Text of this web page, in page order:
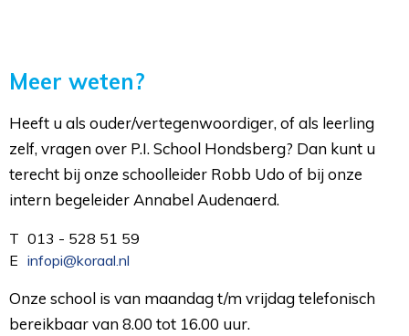
Meer weten?
Heeft u als ouder/vertegenwoordiger, of als leerling
zelf, vragen over P.I. School Hondsberg? Dan kunt u
terecht bij onze schoolleider Robb Udo of bij onze
intern begeleider Annabel Audenaerd.
T 013 - 528 51 59
E infopi@koraal.nl
Onze school is van maandag t/m vrijdag telefonisch
bereikbaar van 8.00 tot 16.00 uur.